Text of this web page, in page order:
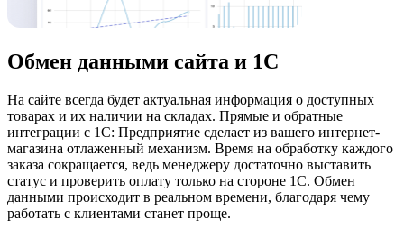
Обмен данными сайта и 1С
На сайте всегда будет актуальная информация о доступных
товарах и их наличии на складах. Прямые и обратные
интеграции с 1С: Предприятие сделает из вашего интернет-
магазина отлаженный механизм. Время на обработку каждого
заказа сокращается, ведь менеджеру достаточно выставить
статус и проверить оплату только на стороне 1С. Обмен
данными происходит в реальном времени, благодаря чему
работать с клиентами станет проще.